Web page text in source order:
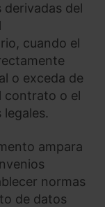
del
cuando el
o exceda de
contrato o el
ampara
normas
de datos